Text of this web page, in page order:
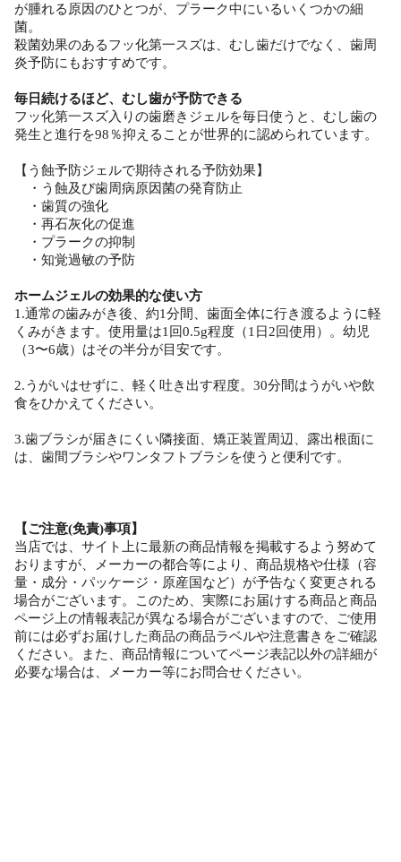
が腫れる原因のひとつが、プラーク中にいるいくつかの細
菌。
殺菌効果のあるフッ化第一スズは、むし歯だけでなく、歯周
炎予防にもおすすめです。
毎日続けるほど、むし歯が予防できる
フッ化第一スズ入りの歯磨きジェルを毎日使うと、むし歯の
発生と進行を98％抑えることが世界的に認められています。
【う蝕予防ジェルで期待される予防効果】
・う蝕及び歯周病原因菌の発育防止
・歯質の強化
・再石灰化の促進
・プラークの抑制
・知覚過敏の予防
ホームジェルの効果的な使い方
1.通常の歯みがき後、約1分間、歯面全体に行き渡るように軽
くみがきます。使用量は1回0.5g程度（1日2回使用）。幼児
（3〜6歳）はその半分が目安です。
2.うがいはせずに、軽く吐き出す程度。30分間はうがいや飲
食をひかえてください。
3.歯ブラシが届きにくい隣接面、矯正装置周辺、露出根面に
は、歯間ブラシやワンタフトブラシを使うと便利です。
【ご注意(免責)事項】
当店では、サイト上に最新の商品情報を掲載するよう努めて
おりますが、メーカーの都合等により、商品規格や仕様（容
量・成分・パッケージ・原産国など）が予告なく変更される
場合がございます。このため、実際にお届けする商品と商品
ページ上の情報表記が異なる場合がございますので、ご使用
前には必ずお届けした商品の商品ラベルや注意書きをご確認
ください。また、商品情報についてページ表記以外の詳細が
必要な場合は、メーカー等にお問合せください。